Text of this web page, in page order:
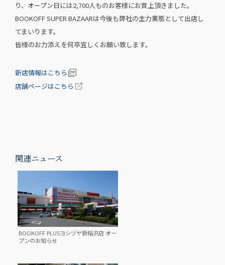
り、オープン日には2,700人ものお客様にお買上頂きました。
BOOKOFF SUPER BAZAARは今後も弊社の主力業態として出店し
てまいります。
皆様のお力添えを何卒宜しくお願い致します。
新店情報はこちら
店舗ページはこちら
関連ニュース
BOOKOFF PLUSヨシヅヤ新稲沢店 オー
プンのお知らせ